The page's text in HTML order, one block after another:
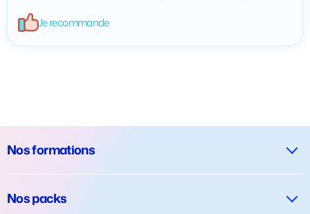
Je recommande
Nos formations
Nos packs